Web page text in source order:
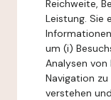
Reichweite,
Leistung. Sie
um (i)
Analysen von
Navigation
verstehen